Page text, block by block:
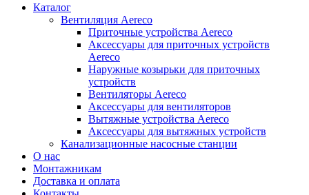
Каталог
Вентиляция Aereco
Приточные устройства Aereco
Аксессуары для приточных устройств
Aereco
Наружные козырьки для приточных
устройств
Вентиляторы Aereco
Аксессуары для вентиляторов
Вытяжные устройства Aereco
Аксессуары для вытяжных устройств
Канализационные насосные станции
О нас
Монтажникам
Доставка и оплата